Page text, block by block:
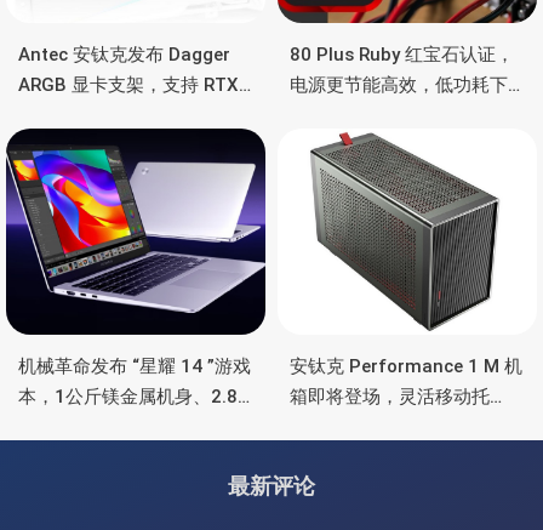
Antec 安钛克发布 Dagger
ARGB 显卡支架，支持 RTX
彩灯效
80 Plus Ruby 红宝石认证，
电源更节能高效，低功耗下
机械革命发布 “星耀 14 ”游戏
本，1公斤镁金属机身、2.8K
安钛克 Performance 1 M 机
箱即将登场，灵活移动托
最新评论